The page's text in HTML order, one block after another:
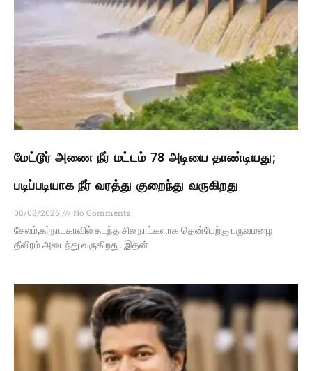
மேட்டூர் அணை நீர் மட்டம் 78 அடியை தாண்டியது;
படிப்படியாக நீர் வரத்து குறைந்து வருகிறது
08/08/2026
No Comments
சேலம்,கர்நாடகாவில் கடந்த சில நாட்களாக தென்மேற்கு பருவமழை
தீவிரம் அடைந்து வருகிறது. இதன்